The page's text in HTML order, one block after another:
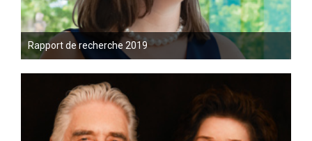
Rapport de recherche 2019